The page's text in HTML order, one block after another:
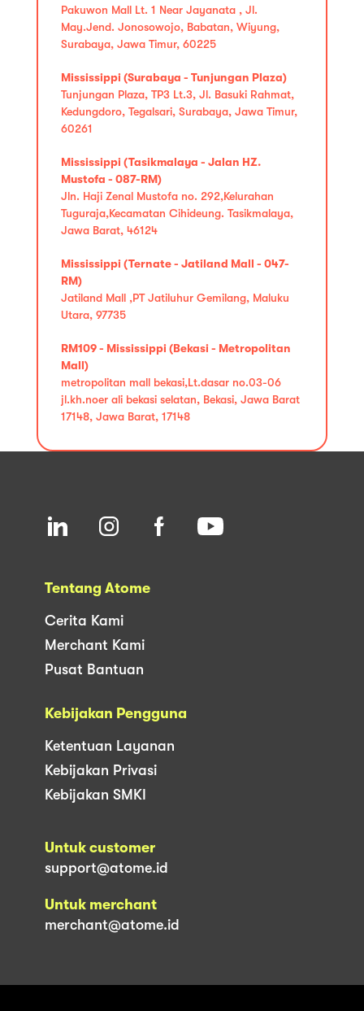
Pakuwon Mall Lt. 1 Near Jayanata , Jl.
May.Jend. Jonosowojo, Babatan, Wiyung,
Surabaya, Jawa Timur, 60225
Mississippi (Surabaya - Tunjungan Plaza)
Tunjungan Plaza, TP3 Lt.3, Jl. Basuki Rahmat,
Kedungdoro, Tegalsari, Surabaya, Jawa Timur,
60261
Mississippi (Tasikmalaya - Jalan HZ.
Mustofa - 087-RM)
Jln. Haji Zenal Mustofa no. 292,Kelurahan
Tuguraja,Kecamatan Cihideung. Tasikmalaya,
Jawa Barat, 46124
Mississippi (Ternate - Jatiland Mall - 047-
RM)
Jatiland Mall ,PT Jatiluhur Gemilang, Maluku
Utara, 97735
RM109 - Mississippi (Bekasi - Metropolitan
Mall)
metropolitan mall bekasi,Lt.dasar no.03-06
jl.kh.noer ali bekasi selatan, Bekasi, Jawa Barat
17148, Jawa Barat, 17148
Tentang Atome
Cerita Kami
Merchant Kami
Pusat Bantuan
Kebijakan Pengguna
Ketentuan Layanan
Kebijakan Privasi
Kebijakan SMKI
Untuk customer
support@atome.id
Untuk merchant
merchant@atome.id